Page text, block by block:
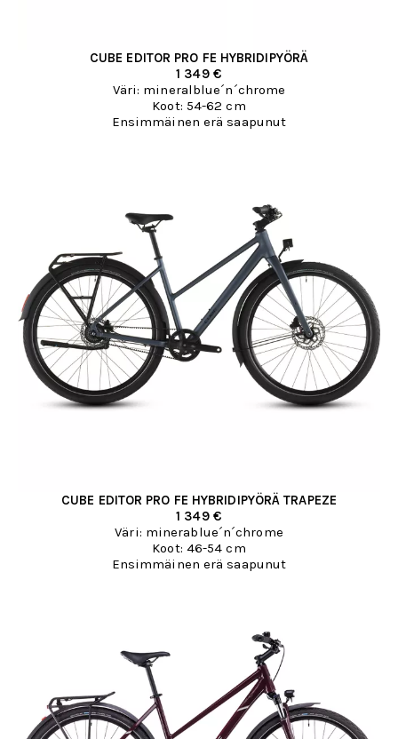
CUBE EDITOR PRO FE HYBRIDIPYÖRÄ
1 349 €
Väri: mineralblue´n´chrome
Koot: 54-62 cm
Ensimmäinen erä saapunut
CUBE EDITOR PRO FE HYBRIDIPYÖRÄ TRAPEZE
1 349 €
Väri: minerablue´n´chrome
Koot: 46-54 cm
Ensimmäinen erä saapunut